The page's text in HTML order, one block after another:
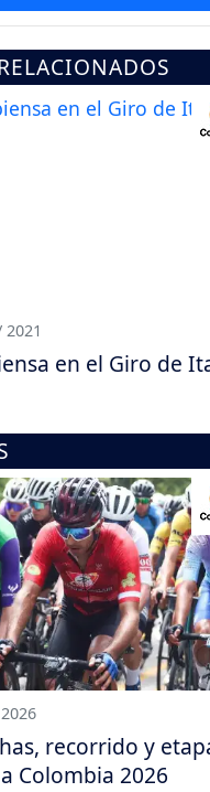
2021
en el Giro de
recorrido y
Colombia 2026